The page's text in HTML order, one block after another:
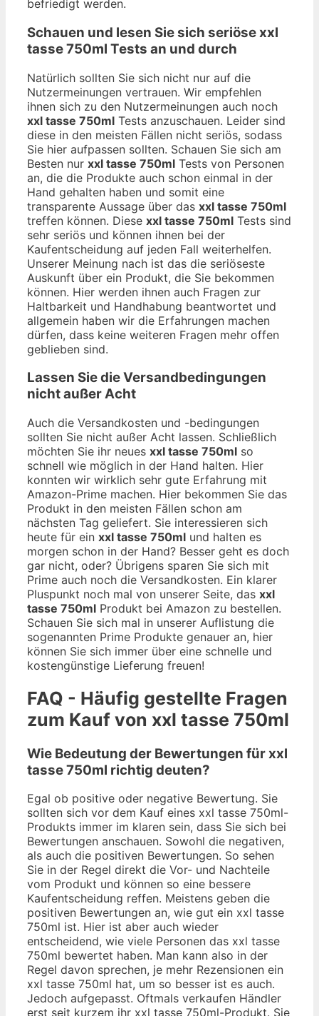
befriedigt werden.
Schauen und lesen Sie sich seriösexxl
tasse 750ml Tests an und durch
Natürlich sollten Sie sich nicht nur auf die
Nutzermeinungen vertrauen. Wir empfehlen
ihnen sich zu den Nutzermeinungen auch noch
xxl tasse 750ml Tests anzuschauen. Leider sind
diese in den meisten Fällen nicht seriös, sodass
Sie hier aufpassen sollten. Schauen Sie sich am
Besten nur xxl tasse 750ml Tests von Personen
an, die die Produkte auch schon einmal in der
Hand gehalten haben und somit eine
transparente Aussage über das xxl tasse 750ml
treffen können. Diese xxl tasse 750ml Tests sind
sehr seriös und können ihnen bei der
Kaufentscheidung auf jeden Fall weiterhelfen.
Unserer Meinung nach ist das die seriöseste
Auskunft über ein Produkt, die Sie bekommen
können. Hier werden ihnen auch Fragen zur
Haltbarkeit und Handhabung beantwortet und
allgemein haben wir die Erfahrungen machen
dürfen, dass keine weiteren Fragen mehr offen
geblieben sind.
Lassen Sie die Versandbedingungen
nicht außer Acht
Auch die Versandkosten und -bedingungen
sollten Sie nicht außer Acht lassen. Schließlich
möchten Sie ihr neues xxl tasse 750ml so
schnell wie möglich in der Hand halten. Hier
konnten wir wirklich sehr gute Erfahrung mit
Amazon-Prime machen. Hier bekommen Sie das
Produkt in den meisten Fällen schon am
nächsten Tag geliefert. Sie interessieren sich
heute für ein xxl tasse 750ml und halten es
morgen schon in der Hand? Besser geht es doch
gar nicht, oder? Übrigens sparen Sie sich mit
Prime auch noch die Versandkosten. Ein klarer
Pluspunkt noch mal von unserer Seite, das xxl
tasse 750ml Produkt bei Amazon zu bestellen.
Schauen Sie sich mal in unserer Auflistung die
sogenannten Prime Produkte genauer an, hier
können Sie sich immer über eine schnelle und
kostengünstige Lieferung freuen!
FAQ - Häufig gestellte Fragen
zum Kauf von xxl tasse 750ml
Wie Bedeutung der Bewertungen für xxl
tasse 750ml richtig deuten?
Egal ob positive oder negative Bewertung. Sie
sollten sich vor dem Kauf eines xxl tasse 750ml-
Produkts immer im klaren sein, dass Sie sich bei
Bewertungen anschauen. Sowohl die negativen,
als auch die positiven Bewertungen. So sehen
Sie in der Regel direkt die Vor- und Nachteile
vom Produkt und können so eine bessere
Kaufentscheidung reffen. Meistens geben die
positiven Bewertungen an, wie gut ein xxl tasse
750ml ist. Hier ist aber auch wieder
entscheidend, wie viele Personen das xxl tasse
750ml bewertet haben. Man kann also in der
Regel davon sprechen, je mehr Rezensionen ein
xxl tasse 750ml hat, um so besser ist es auch.
Jedoch aufgepasst. Oftmals verkaufen Händler
erst seit kurzem ihr xxl tasse 750ml-Produkt. Sie